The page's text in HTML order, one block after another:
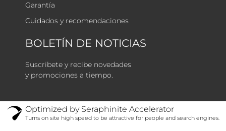
Garantía
Cuidados y recomendaciones
BOLETÍN DE NOTICIAS
Suscribete y recibe novedades
y promociones a tiempo.
Optimized by Seraphinite Accelerator
Turns on site high speed to be attractive for people and search engines.